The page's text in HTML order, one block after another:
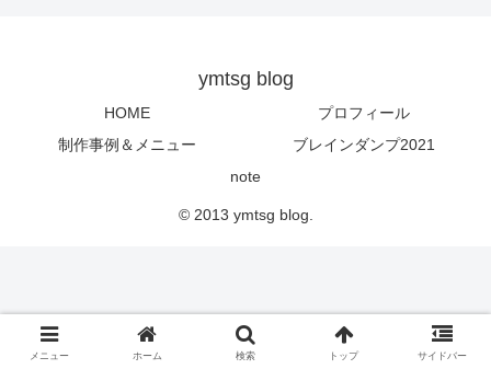
ymtsg blog
HOME
プロフィール
制作事例＆メニュー
ブレインダンプ2021
note
© 2013 ymtsg blog.
メニュー ホーム 検索 トップ サイドバー